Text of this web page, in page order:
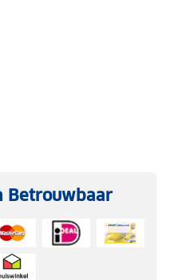
Betrouwbaar